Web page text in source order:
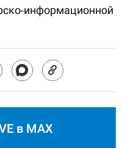
информационной
в MAX